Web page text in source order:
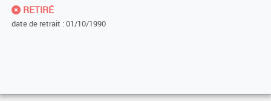
RETIRÉ
date de retrait : 01/10/1990